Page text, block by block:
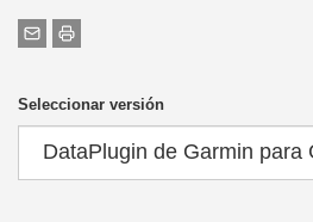
Seleccionar versión